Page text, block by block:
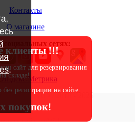
Контакты
О магазине
сетях:
© 2010 - 2026
сайтсuWeb
клиенты !!!
сайт для резервирования
складе!
регистрации на сайте.
покупок!
.